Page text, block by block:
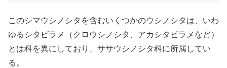
このシマウシノシタを含むいくつかのウシノシタは、いわ
ゆるシタビラメ（クロウシノシタ、アカシタビラメなど）
とは科を異にしており、ササウシノシタ科に所属してい
る。